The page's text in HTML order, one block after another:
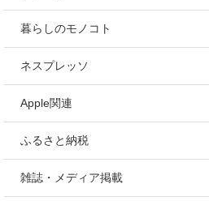
暮らしのモノコト
ネスプレッソ
Apple関連
ふるさと納税
雑誌・メディア掲載